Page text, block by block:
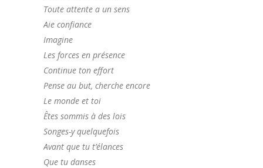
Toute attente a un sens
Aie confiance
Imagine
Les forces en présence
Continue ton effort
Pense au but, cherche encore
Le monde et toi
Êtes sommis à des lois
Songes-y quelquefois
Avant que tu t’élances
Que tu danses